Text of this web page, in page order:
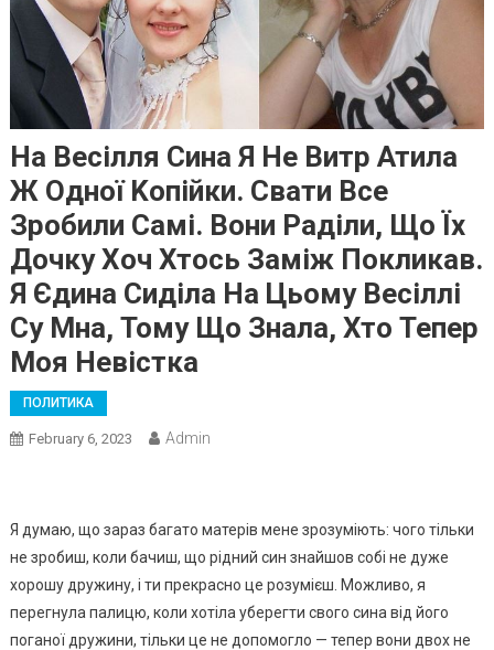
На Весілля Сина Я Не Витр Атила
Ж Одної Kопійки. Свати Все
Зробили Самі. Вони Раділи, Що Їх
Дочку Хоч Хтось Заміж Покликав.
Я Єдина Сиділа На Цьому Весіллі
Су Мна, Тому Що Знала, Хто Тепер
Моя Невістка
ПОЛИТИКА
February 6, 2023 Admin
Я думаю, що зараз багато матерів мене зрозуміють: чого тільки
не зробиш, коли бачиш, що рідний син знайшов собі не дуже
хорошу дружину, і ти прекрасно це розумієш. Можливо, я
перегнула палицю, коли хотіла уберегти свого сина від його
поганої дружини, тільки це не допомогло — тепер вони двох не